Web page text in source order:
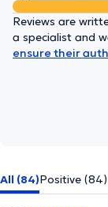
Reviews are
a specialist and
ensure their
All (84)Positive (84)